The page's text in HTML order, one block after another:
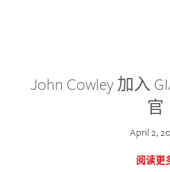
John Cowley 加入
官
April 2,
阅读更